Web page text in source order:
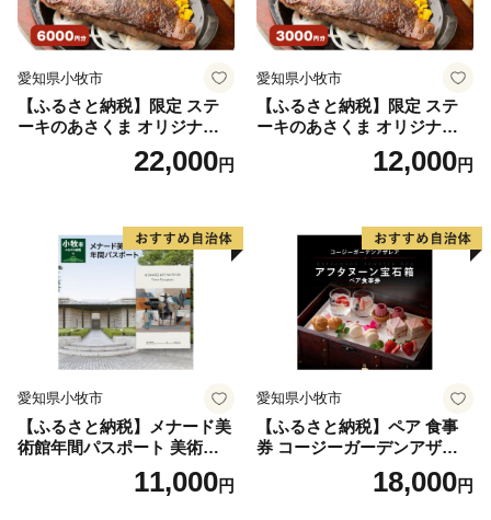
愛知県小牧市
【ふるさと納税】限定 ステ
ーキのあさくま オリジナル
お食事券 6000円 お好きなメ
ニュー 好きなだけ コーンス
県 小牧店 小牧市 チケット 送
料無料
22,000円
愛知県小牧市
【ふるさと納税】限定 ステ
ーキのあさくま オリジナル
お食事券 3000円 お好きなメ
ニュー 好きなだけ コーンス
県 小牧店 小牧市 チケット 送
12,000円
愛知県小牧市
【ふるさと納税】メナード美
術館年間パスポート 美術館
11,000円
愛知県小牧市
【ふるさと納税】ペア 食事
券 コージーガーデンアザレ
ア アフタヌーン宝石箱 ホテ
ル特製 デザート 6種類 サン
18,000円